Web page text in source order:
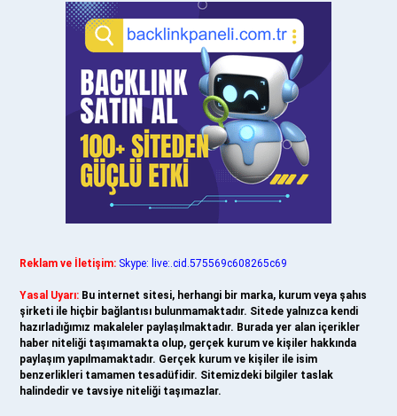
Reklam ve İletişim: Skype: live:.cid.575569c608265c69
Yasal Uyarı: Bu internet sitesi, herhangi bir marka, kurum veya şahıs
şirketi ile hiçbir bağlantısı bulunmamaktadır. Sitede yalnızca kendi
hazırladığımız makaleler paylaşılmaktadır. Burada yer alan içerikler
haber niteliği taşımamakta olup, gerçek kurum ve kişiler hakkında
paylaşım yapılmamaktadır. Gerçek kurum ve kişiler ile isim
benzerlikleri tamamen tesadüfidir. Sitemizdeki bilgiler taslak
halindedir ve tavsiye niteliği taşımazlar.